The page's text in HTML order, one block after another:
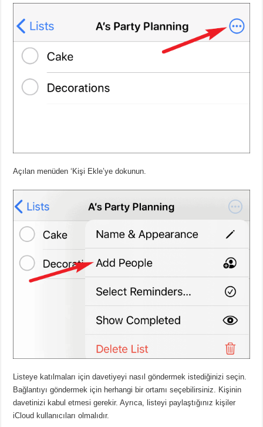
Açılan menüden ‘Kişi Ekle’ye dokunun.
Listeye katılmaları için davetiyeyi nasıl göndermek istediğinizi seçin.
Bağlantıyı göndermek için herhangi bir ortamı seçebilirsiniz. Kişinin
davetinizi kabul etmesi gerekir. Ayrıca, listeyi paylaştığınız kişiler
iCloud kullanıcıları olmalıdır.